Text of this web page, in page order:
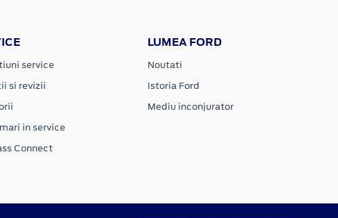
service
si revizii
in service
Connect
LUMEA FORD
Noutati
Istoria Ford
Mediu inconjurator